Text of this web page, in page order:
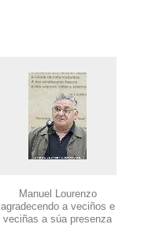
Manuel Lourenzo
agradecendo a veciños e
veciñas a súa presenza